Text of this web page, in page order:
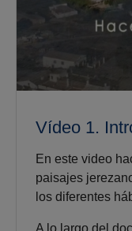
Vídeo 1.
En este video
paisajes
los diferentes
A lo largo del